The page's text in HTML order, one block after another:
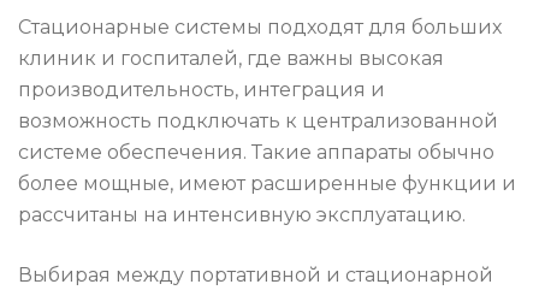
Стационарные системы подходят для больших
клиник и госпиталей, где важны высокая
производительность, интеграция и
возможность подключать к централизованной
системе обеспечения. Такие аппараты обычно
более мощные, имеют расширенные функции и
рассчитаны на интенсивную эксплуатацию.
Выбирая между портативной и стационарной